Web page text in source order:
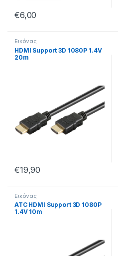
€6,00
Εικόνας
HDMI Support 3D 1080P 1.4V
20m
€19,90
Εικόνας
ATC HDMI Support 3D 1080P
1.4V 10m